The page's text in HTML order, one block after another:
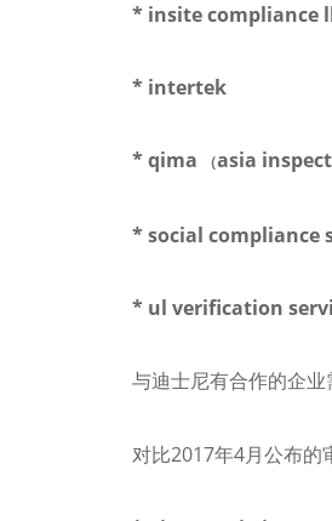
* insite compliance
* intertek
* qima （asia
* social compliance
* ul verification
与迪士尼有合作的企业
对比2017年4月公布的